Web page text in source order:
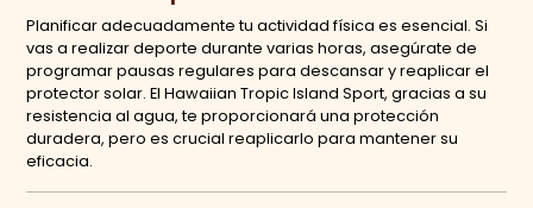
Planificar adecuadamente tu actividad física es esencial. Si
vas a realizar deporte durante varias horas, asegúrate de
programar pausas regulares para descansar y reaplicar el
protector solar. El Hawaiian Tropic Island Sport, gracias a su
resistencia al agua, te proporcionará una protección
duradera, pero es crucial reaplicarlo para mantener su
eficacia.